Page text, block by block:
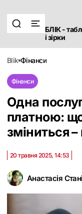
БЛІК -
і зірки
blik фінанси
Фінанси
Одна
платною:
зміниться
Анастасія
20 травня 2025, 14:53